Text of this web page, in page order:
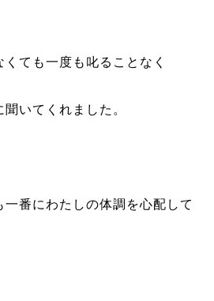
ても一度も叱ることなく
いてくれました。
番にわたしの体調を心配して